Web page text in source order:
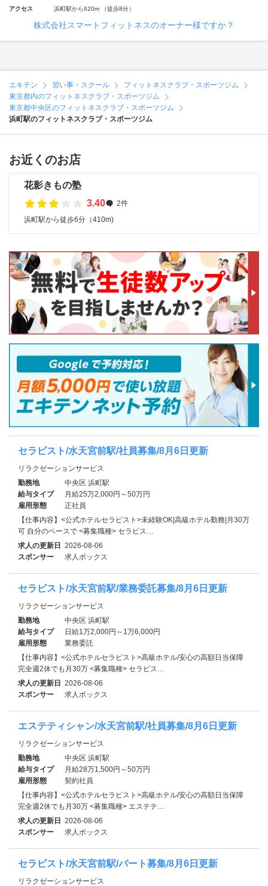
アクセス 浜町駅から620m （徒歩8分）
株式会社スマートフィットネスのオーナー様ですか？
エキテン 習い事・スクール
フィットネスクラブ・スポーツジム
東京都内のフィットネスクラブ・スポーツジム
東京都中央区のフィットネスクラブ・スポーツジム
浜町駅のフィットネスクラブ・スポーツジム
お近くのお店
花影きもの塾
3.40
2件
浜町駅から徒歩6分（410m)
セラピスト/水天宮前駅/社員募集/8月6日更新
リラクゼーションサービス
勤務地
中央区 浜町駅
給与タイプ
月給25万2,000円～50万円
雇用形態
正社員
【仕事内容】<公式ホテルセラピスト>未経験OK|高級ホテル勤務|月30万
可 自分のペースで <募集職種> セラピス…
求人の更新日 2026-08-06
スポンサー
求人ボックス
セラピスト/水天宮前駅/業務委託募集/8月6日更新
リラクゼーションサービス
勤務地
中央区 浜町駅
給与タイプ
日給1万2,000円～1万6,000円
雇用形態
業務委託
【仕事内容】<公式ホテルセラピスト>高級ホテル/安心の高額日当保障
完全週2休でも月30万 <募集職種> セラピス…
求人の更新日 2026-08-06
スポンサー
求人ボックス
エステティシャン/水天宮前駅/社員募集/8月6日更新
リラクゼーションサービス
勤務地
中央区 浜町駅
給与タイプ
月給28万1,500円～50万円
雇用形態
契約社員
【仕事内容】<公式ホテルセラピスト>高級ホテル/安心の高額日当保障
完全週2休でも月30万 <募集職種> エステテ…
求人の更新日 2026-08-06
スポンサー
求人ボックス
セラピスト/水天宮前駅/パート募集/8月6日更新
リラクゼーションサービス